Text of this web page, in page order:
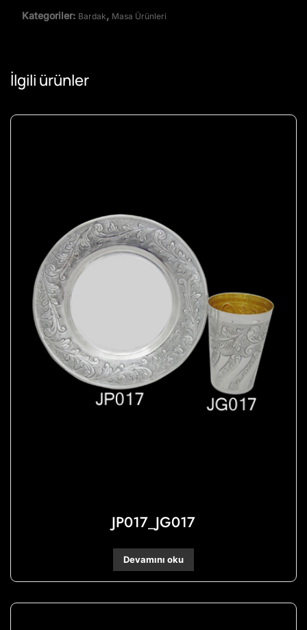
Kategoriler: Bardak, Masa Ürünleri
İlgili ürünler
JP017_JG017
Devamını oku